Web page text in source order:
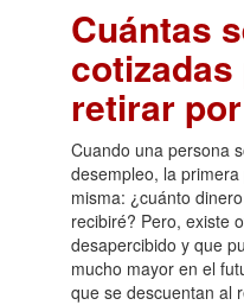
Cuántas
retirar
Cuando una persona
desempleo, la
misma: ¿cuánto
recibiré? Pero, existe
desapercibido y que
mucho mayor en el
que se descuentan al